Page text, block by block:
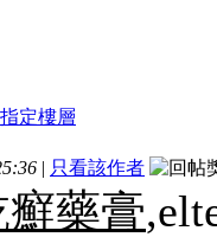
| 只看該作者
癬藥膏